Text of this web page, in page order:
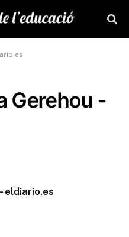
Gerehou -
eldiario.es